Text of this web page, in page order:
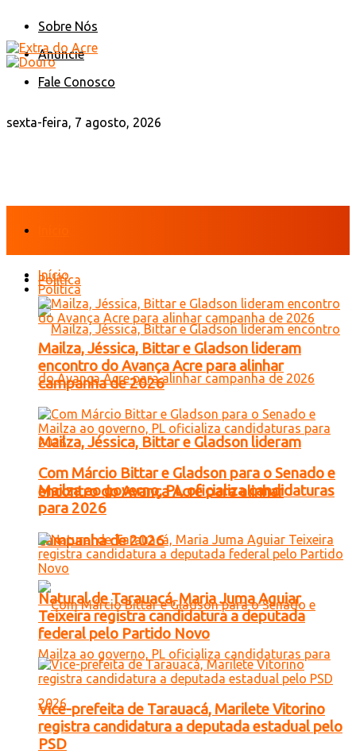
Sobre Nós
Anuncie
Fale Conosco
sexta-feira, 7 agosto, 2026
Política
Mailza, Jéssica, Bittar e Gladson lideram
encontro do Avança Acre para alinhar
campanha de 2026
Início
Política
Mailza, Jéssica, Bittar e Gladson lideram
encontro do Avança Acre para alinhar
campanha de 2026
Com Márcio Bittar e Gladson para o Senado e
Mailza ao governo, PL oficializa candidaturas
para 2026
Natural de Tarauacá, Maria Juma Aguiar
Teixeira registra candidatura a deputada
federal pelo Partido Novo
Vice-prefeita de Tarauacá, Marilete Vitorino
registra candidatura a deputada estadual pelo
PSD